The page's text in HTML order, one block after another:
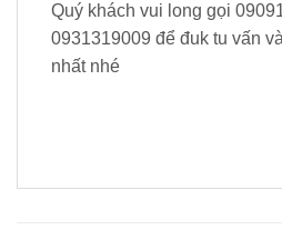
Quý khách vui long gọi
0931319009 để đuk tu vấn
nhất nhé